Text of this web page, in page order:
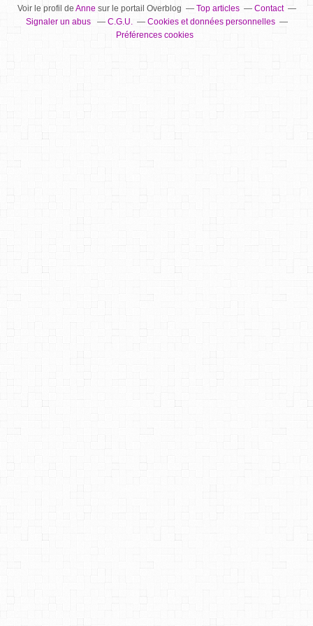
Voir le profil de Annesur le portail Overblog Top articles
Contact
Signaler un abus
C.G.U.
Cookies et données personnelles
Préférences cookies